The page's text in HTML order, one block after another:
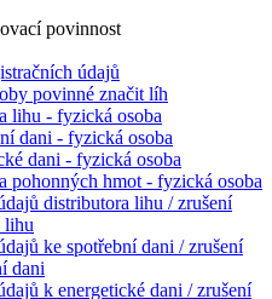
povinnost
údajů
povinné značit líh
lihu - fyzická osoba
dani - fyzická osoba
dani - fyzická osoba
pohonných hmot - fyzická osoba
distributora lihu / zrušení
lihu
ke spotřební dani / zrušení
dani
k energetické dani / zrušení